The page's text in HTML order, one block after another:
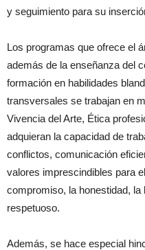
y seguimiento para su
Los programas que ofrece el
además de la enseñanza del
formación en habilidades
transversales se trabajan en
Vivencia del Arte, Ética
adquieran la capacidad de
conflictos, comunicación
valores imprescindibles para
compromiso, la honestidad,
respetuoso.
Además, se hace especial